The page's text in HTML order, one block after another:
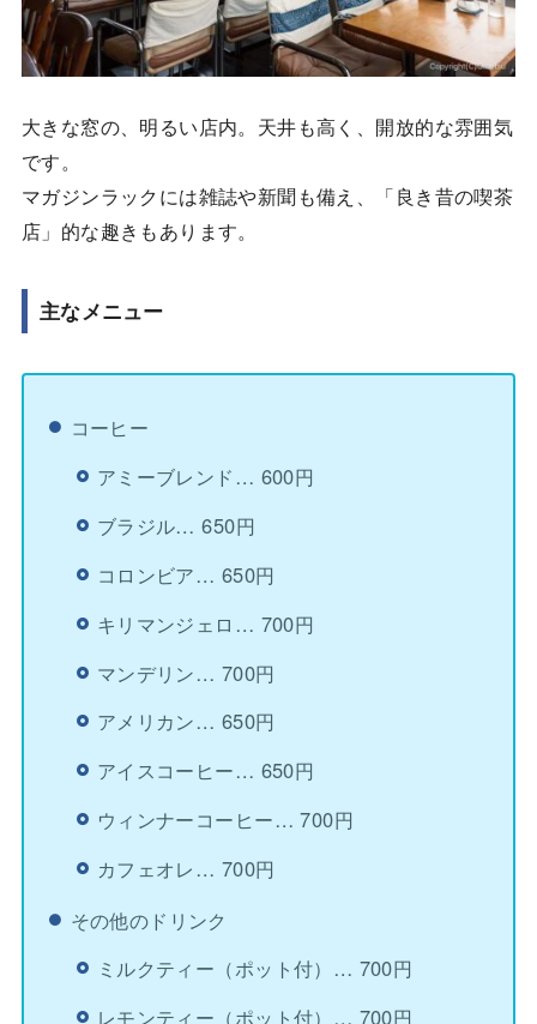
大きな窓の、明るい店内。天井も高く、開放的な雰囲気
です。
マガジンラックには雑誌や新聞も備え、「良き昔の喫茶
店」的な趣きもあります。
主なメニュー
コーヒー
アミーブレンド… 600円
ブラジル… 650円
コロンビア… 650円
キリマンジェロ… 700円
マンデリン… 700円
アメリカン… 650円
アイスコーヒー… 650円
ウィンナーコーヒー… 700円
カフェオレ… 700円
その他のドリンク
ミルクティー（ポット付）… 700円
レモンティー（ポット付）… 700円